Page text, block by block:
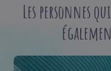
Les personnes